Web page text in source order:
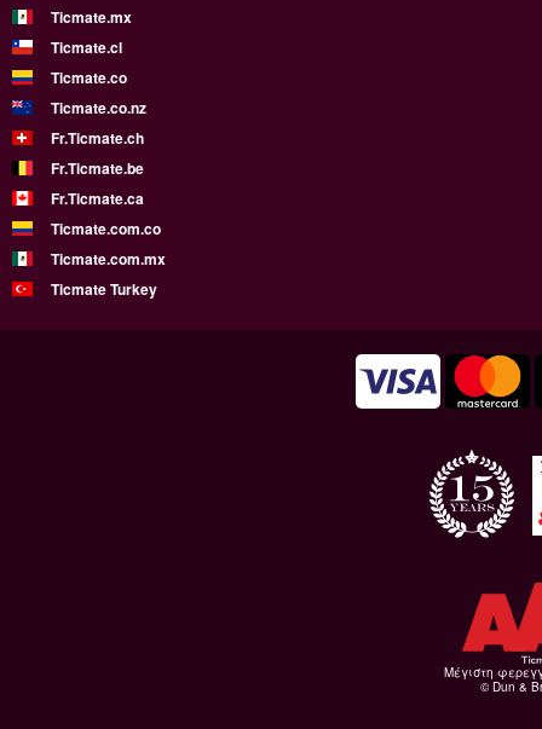
Ticmate.mx
Ticmate.cl
Ticmate.co
Ticmate.co.nz
Fr.Ticmate.ch
Fr.Ticmate.be
Fr.Ticmate.ca
Ticmate.com.co
Ticmate.com.mx
Ticmate Turkey
Μέγιστη
© Dun &